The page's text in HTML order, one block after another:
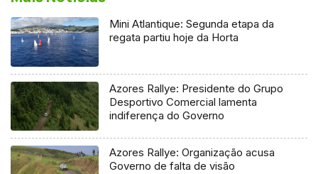
Mini Atlantique: Segunda etapa da
regata partiu hoje da Horta
Azores Rallye: Presidente do Grupo
Desportivo Comercial lamenta
indiferença do Governo
Azores Rallye: Organização acusa
Governo de falta de visão